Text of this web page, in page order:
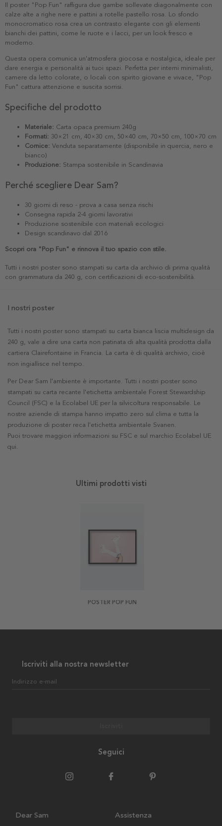
Il poster "Pop Fun" raffigura due gambe sollevate diagonalmente con
calze alte a righe nere e pattini a rotelle pastello rosa. Lo sfondo
monocromatico rosa crea un contrasto elegante con gli elementi
bianchi dei pattini, come le ruote e i lacci, per un look fresco e
moderno.
Questa opera comunica un'atmosfera giocosa e nostalgica, ideale per
dare energia e personalità ai tuoi spazi. Perfetta per interni minimalisti,
camere da letto colorate, o locali con spirito giovane e vivace, "Pop
Fun" cattura attenzione e suscita sorrisi.
Specifiche del prodotto
Materiale: Carta opaca premium 240g
Formati: 30×21 cm, 40×30 cm, 50×40 cm, 70×50 cm, 100×70 cm
Cornice: Venduta separatamente (disponibile in quercia, nero e
bianco)
Produzione: Stampa sostenibile in Scandinavia
Perché scegliere Dear Sam?
30 giorni di reso - prova a casa senza rischi
Consegna rapida 2-4 giorni lavorativi
Produzione sostenibile con materiali ecologici
Design scandinavo dal 2016
Scopri ora "Pop Fun" e rinnova il tuo spazio con stile.
Tutti i nostri poster sono stampati su carta da archivio di prima qualità
con grammatura da 240 g, con certificazioni di eco-sostenibilità.
I nostri poster
Tutti i nostri poster sono stampati su carta bianca liscia multidesign da
240 g, vale a dire una carta non patinata di alta qualità prodotta dalla
cartiera Clairefontaine in Francia. La carta è di qualità archivio, cioè
non ingiallisce nel tempo.
Per Dear Sam l'ambiente è importante. Tutti i nostri poster sono
stampati su carta recante l'etichetta ambientale Forest Stewardship
Council (FSC) e la Ecolabel UE per la silvicoltura responsabile. Le
nostre aziende di stampa hanno impatto zero sul clima e tutta la
produzione di poster reca l'etichetta ambientale Svanen.
Puoi trovare maggiori informazioni su FSC e sul marchio Ecolabel UE
qui.
Ultimi prodotti visti
POSTER POP FUN
Iscriviti alla nostra newsletter
Indirizzo e-mail
Seguici
Dear Sam Assistenza